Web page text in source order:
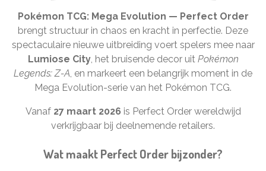
Pokémon TCG: Mega Evolution — Perfect Order
brengt structuur in chaos en kracht in perfectie. Deze
spectaculaire nieuwe uitbreiding voert spelers mee naar
Lumiose City, het bruisende decor uit Pokémon
Legends: Z-A, en markeert een belangrijk moment in de
Mega Evolution-serie van het Pokémon TCG.
Vanaf 27 maart 2026 is Perfect Order wereldwijd
verkrijgbaar bij deelnemende retailers.
Wat maakt Perfect Order bijzonder?